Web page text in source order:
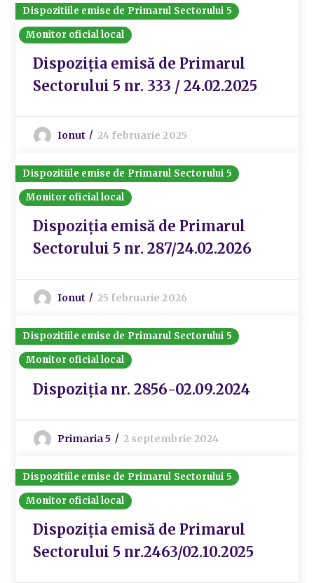
Dispozitiile emise de Primarul Sectorului 5
Monitor oficial local
Dispoziția emisă de Primarul
Sectorului 5 nr. 333 / 24.02.2025
Ionut 24 februarie 2025
Dispozitiile emise de Primarul Sectorului 5
Monitor oficial local
Dispoziția emisă de Primarul
Sectorului 5 nr. 287/24.02.2026
Ionut 25 februarie 2026
Dispozitiile emise de Primarul Sectorului 5
Monitor oficial local
Dispoziția nr. 2856-02.09.2024
Primaria 5 2 septembrie 2024
Dispozitiile emise de Primarul Sectorului 5
Monitor oficial local
Dispoziția emisă de Primarul
Sectorului 5 nr.2463/02.10.2025